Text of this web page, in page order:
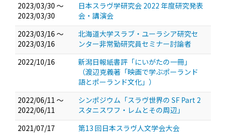
2023/03/30 ～
2023/03/30
日本スラヴ学研究会 2022 年度研究発表
会・講演会
2023/03/16 ～
2023/03/16
北海道大学スラブ・ユーラシア研究セ
ンター非常勤研究員セミナー討論者
2022/10/16
新潟日報紙書評「にいがたの一冊」
（渡辺克義著「映画で学ぶポーランド
語とポーランド文化」）
2022/06/11 ～
2022/06/11
シンポジウム「スラヴ世界の SF Part 2
スタニスワフ・レムとその周辺」
2021/07/17
第13 回日本スラヴ人文学会大会